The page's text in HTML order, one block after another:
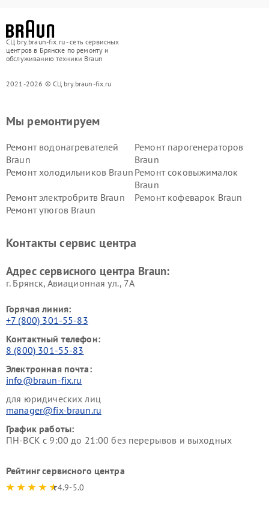
СЦ bry.braun-fix.ru - сеть сервисных
центров в Брянске по ремонту и
обслуживанию техники Braun
2021-2026 © СЦ bry.braun-fix.ru
Мы ремонтируем
Ремонт водонагревателей
Braun
Ремонт парогенераторов
Braun
Ремонт холодильников Braun Ремонт соковыжималок
Braun
Ремонт электробритв Braun
Ремонт кофеварок Braun
Ремонт утюгов Braun
Контакты сервис центра
Адрес сервисного центра Braun:
г. Брянск, Авиационная ул., 7А
Горячая линия:
+7 (800) 301-55-83
Контактный телефон:
8 (800) 301-55-83
Электронная почта:
info@braun-fix.ru
для юридических лиц
manager@fix-braun.ru
График работы:
ПН-ВСК с 9:00 до 21:00 без перерывов и выходных
Рейтинг сервисного центра
4.9-5.0